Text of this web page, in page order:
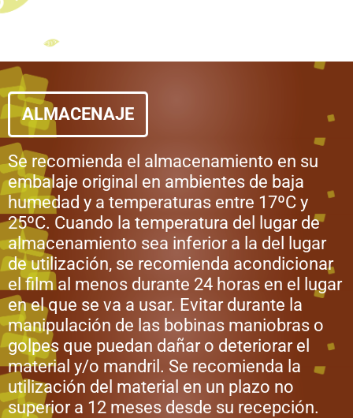
ALMACENAJE
Se recomienda el almacenamiento en su
embalaje original en ambientes de baja
humedad y a temperaturas entre 17ºC y
25ºC. Cuando la temperatura del lugar de
almacenamiento sea inferior a la del lugar
de utilización, se recomienda acondicionar
el film al menos durante 24 horas en el lugar
en el que se va a usar. Evitar durante la
manipulación de las bobinas maniobras o
golpes que puedan dañar o deteriorar el
material y/o mandril. Se recomienda la
utilización del material en un plazo no
superior a 12 meses desde su recepción.